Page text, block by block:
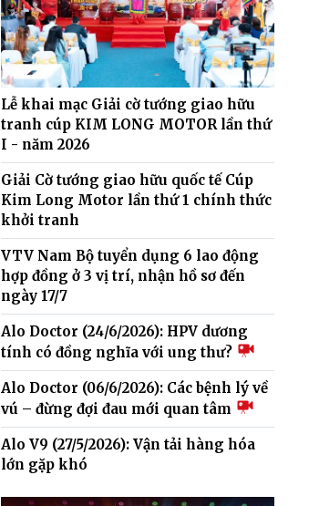
Lễ khai mạc Giải cờ tướng giao hữu
tranh cúp KIM LONG MOTOR lần thứ
I - năm 2026
Giải Cờ tướng giao hữu quốc tế Cúp
Kim Long Motor lần thứ 1 chính thức
khởi tranh
VTV Nam Bộ tuyển dụng 6 lao động
hợp đồng ở 3 vị trí, nhận hồ sơ đến
ngày 17/7
Alo Doctor (24/6/2026): HPV dương
tính có đồng nghĩa với ung thư?
Alo Doctor (06/6/2026): Các bệnh lý về
vú – đừng đợi đau mới quan tâm
Alo V9 (27/5/2026): Vận tải hàng hóa
lớn gặp khó